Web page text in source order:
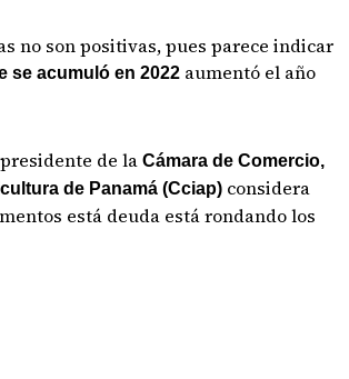
no son positivas, pues parece indicar
se acumuló en 2022 aumentó el año
de la Cámara de Comercio,
de Panamá (Cciap) considera
está deuda está rondando los